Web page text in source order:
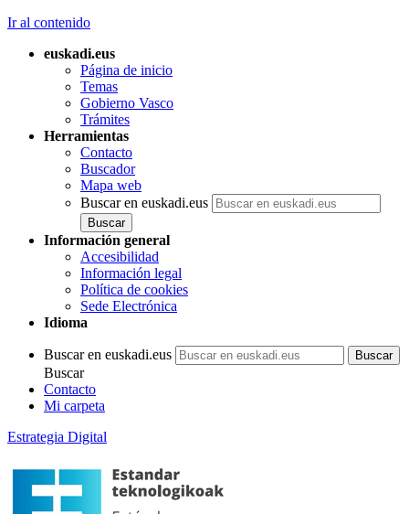
Ir al contenido
euskadi.eus
Página de inicio
Temas
Gobierno Vasco
Trámites
Herramientas
Contacto
Buscador
Mapa web
Buscar en euskadi.eus
Información general
Accesibilidad
Información legal
Política de cookies
Sede Electrónica
Idioma
Buscar en euskadi.eus
Buscar
Contacto
Mi carpeta
Estrategia Digital